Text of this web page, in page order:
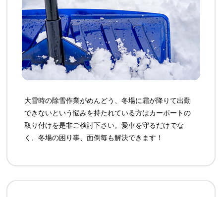
大雪時の除雪作業がめんどう、冬場に霜が降りて出勤
できないという悩みを持たれている方はカーポートの
取り付けを是非ご検討下さい。愛車を守るだけでな
く、冬場の困り事、面倒毎も解決できます！